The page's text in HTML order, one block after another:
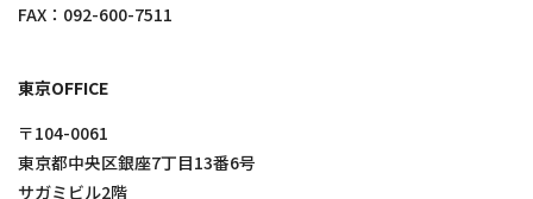
FAX：092-600-7511
東京OFFICE
〒104-0061
東京都中央区銀座7丁目13番6号
サガミビル2階